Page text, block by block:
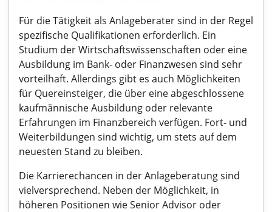
Für die Tätigkeit als Anlageberater sind in der Regel
spezifische Qualifikationen erforderlich. Ein
Studium der Wirtschaftswissenschaften oder eine
Ausbildung im Bank- oder Finanzwesen sind sehr
vorteilhaft. Allerdings gibt es auch Möglichkeiten
für Quereinsteiger, die über eine abgeschlossene
kaufmännische Ausbildung oder relevante
Erfahrungen im Finanzbereich verfügen. Fort- und
Weiterbildungen sind wichtig, um stets auf dem
neuesten Stand zu bleiben.
Die Karrierechancen in der Anlageberatung sind
vielversprechend. Neben der Möglichkeit, in
höheren Positionen wie Senior Advisor oder